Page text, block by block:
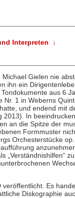
Interpreten ↓
Gielen nie
ihn ein
aus 6
Nr. 1 in Weberns
und endend mit
In
an die Spitze der
Formmuster
Orchesterstücke
„Verständnishilfen“
Es
Diskographie